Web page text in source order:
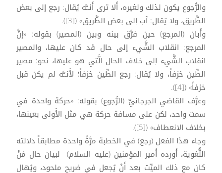
والرُّجوع يكون لذلك ولغيره، أَلا ترى أَنــَّه يُقال: رجع إلى بعض
الطَّريق، ولا يُقال: آب إلى بعض الطَّريق» ([3]).
وأَبان (المرجع) حين فرَّق بينه وبين (المصير) بقوله: «إنَّ
المرجع: انقلاب الشَّيء إلى حال قد كان عليها، والمصير
انقلاب الشَّيء إلى خلاف الحال الَّتي هو عليها، نحو: مصير
الطِّين خزفاً، ولا يُقال: رجع الطِّين خزفاً؛ لأَنــَّه لم يكن قبل
خزفاً» ([4]).
وعرَّف القاضي الجرجانيّ (الرُّجوع) بقوله: «حركة واحدة في
سمت واحد، لكن على مسافة حركة هي مثل الأُولى بعينها،
بخلاف الانعطاف» ([5]).
وجاء هذا الفعل (رجع) في الخطبة مرَّةً واحدة مطابقاً دلالته
اللُّغوية، أَورده أَمير المؤمنين (عليه السلام) لبيان حال مَنْ
كان مع ذلك الميِّت بعد أَنْ يُجعل في ضريح ملحود، ويُهال